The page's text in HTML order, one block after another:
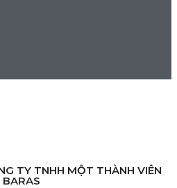
TY TNHH MỘT THÀNH VIÊN
BARAS